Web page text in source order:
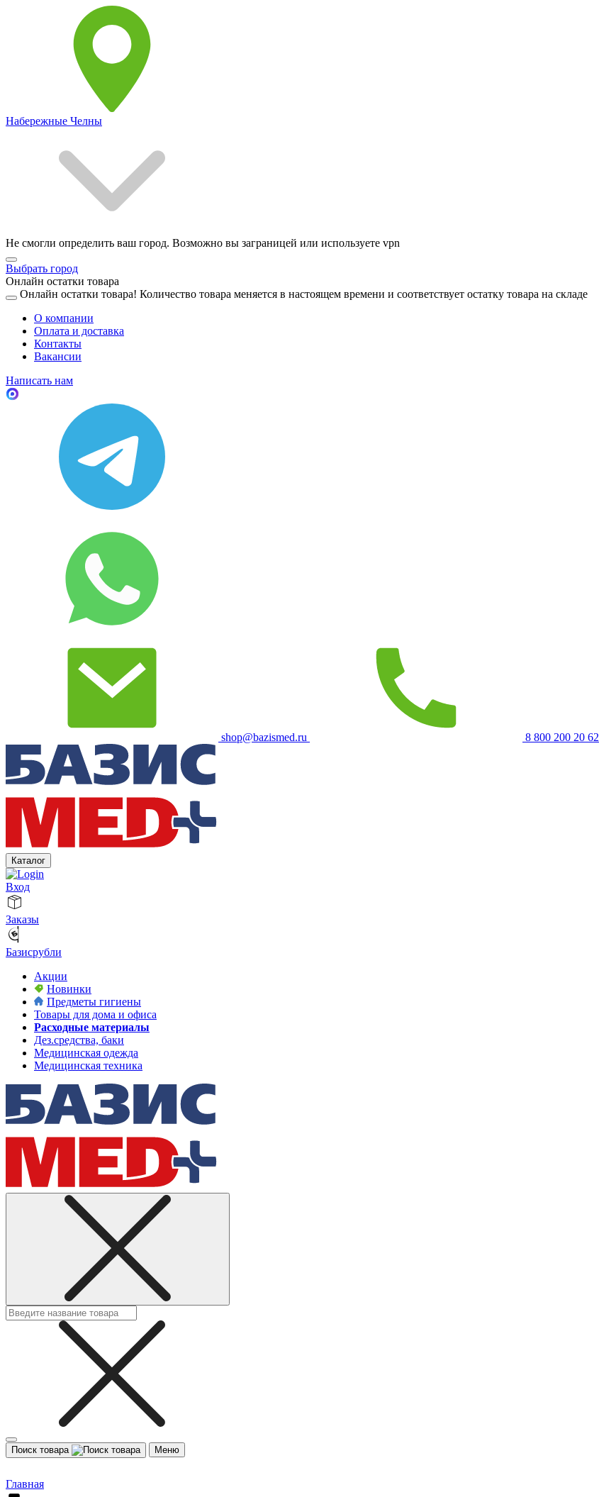
Набережные Челны
Не смогли определить ваш город. Возможно вы заграницей или используете vpn
Выбрать город
Онлайн остатки товара
Онлайн остатки товара! Количество товара меняется в настоящем времени и соответствует остатку товара на складе
О компании
Оплата и доставка
Контакты
Вакансии
Написать нам
shop@bazismed.ru 8 800 200 20 62
Каталог
Вход
Заказы
Базисрубли
Акции
Новинки
Предметы гигиены
Товары для дома и офиса
Расходные материалы
Дез.средства, баки
Медицинская одежда
Медицинская техника
Поиск товара Меню
Главная